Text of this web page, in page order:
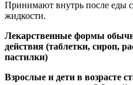
Принимают внутрь после еды
жидкости.
Лекарственные формы
действия (таблетки, сироп,
пастилки)
Взрослые и дети в возрасте